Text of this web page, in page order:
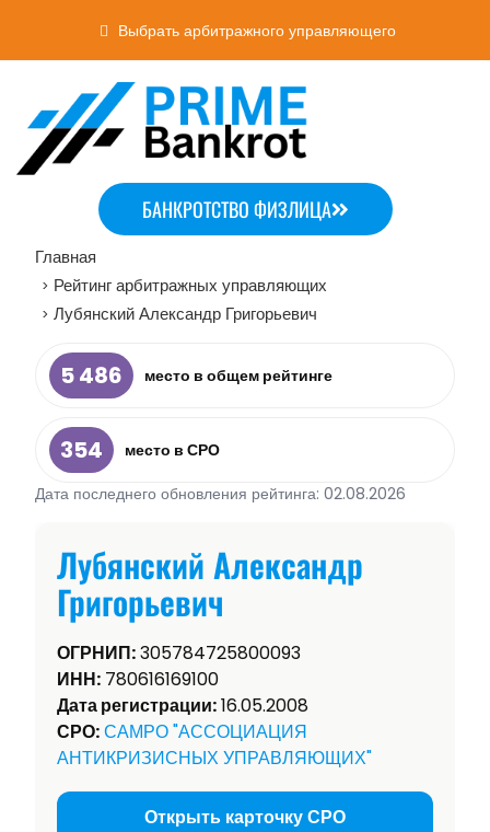
Выбрать арбитражного управляющего
БАНКРОТСТВО ФИЗЛИЦА
Главная
> Рейтинг арбитражных управляющих
> Лубянский Александр Григорьевич
5 486 место в общем рейтинге
354
место в СРО
Дата последнего обновления рейтинга: 02.08.2026
Лубянский Александр
Григорьевич
ОГРНИП:305784725800093
ИНН: 780616169100
Дата регистрации:16.05.2008
СРО:САМРО "АССОЦИАЦИЯ
АНТИКРИЗИСНЫХ УПРАВЛЯЮЩИХ"
Открыть карточку СРО